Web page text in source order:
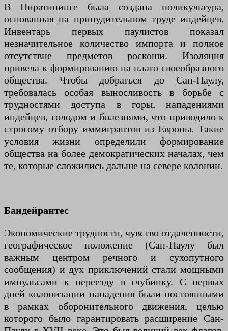
В Пиратининге была создана поликультура,
основанная на принудительном труде индейцев.
Инвентарь первых паулистов показал
незначительное количество импорта и полное
отсутствие предметов роскоши. Изоляция
привела к формированию на плато своеобразного
общества. Чтобы добраться до Сан-Паулу,
требовалась особая выносливость в борьбе с
трудностями доступа в горы, нападениями
индейцев, голодом и болезнями, что приводило к
строгому отбору иммигрантов из Европы. Такие
условия жизни определили формирование
общества на более демократических началах, чем
те, которые сложились дальше на севере колонии.
Бандейрантес
Экономические трудности, чувство отдаленности,
географическое положение (Сан-Паулу был
важным центром речного и сухопутного
сообщения) и дух приключений стали мощными
импульсами к переезду в глубинку. С первых
дней колонизации нападения были постоянными
в рамках оборонительного движения, целью
которого было гарантировать расширение Сан-